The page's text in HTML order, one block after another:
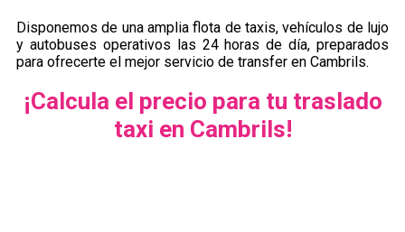
Disponemos de una amplia flota de taxis, vehículos de lujo
y autobuses operativos las 24 horas de día, preparados
para ofrecerte el mejor servicio de transfer en Cambrils.
¡Calcula el precio para tu traslado
taxi en Cambrils!